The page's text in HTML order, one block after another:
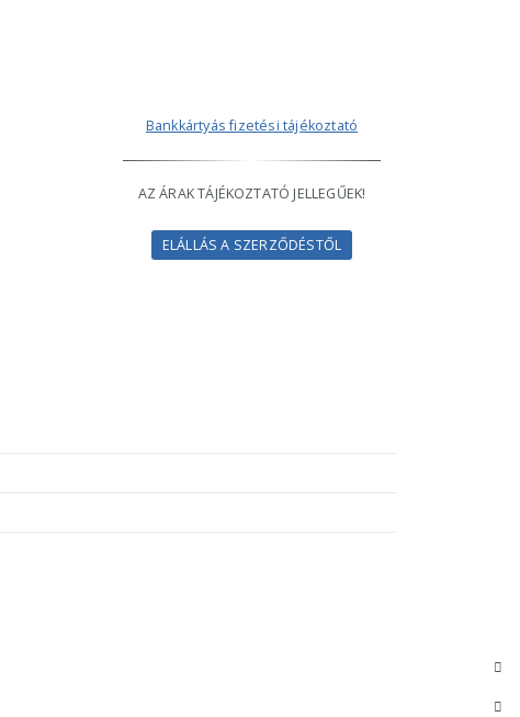
Bankkártyás fizetési tájékoztató
AZ ÁRAK TÁJÉKOZTATÓ JELLEGŰEK!
ELÁLLÁS A SZERZŐDÉSTŐL